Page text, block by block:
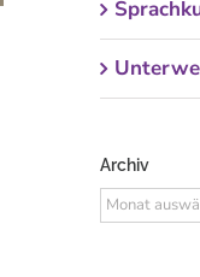
Archiv
Archiv